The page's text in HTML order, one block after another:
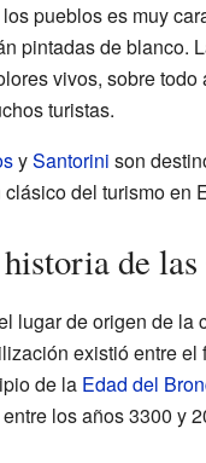
pueblos es muy
pintadas de blanco.
vivos, sobre todo
turistas.
ySantorini son
del turismo en
de
lugar de origen de la
existió entre el
de la Edad del
los años 3300 y